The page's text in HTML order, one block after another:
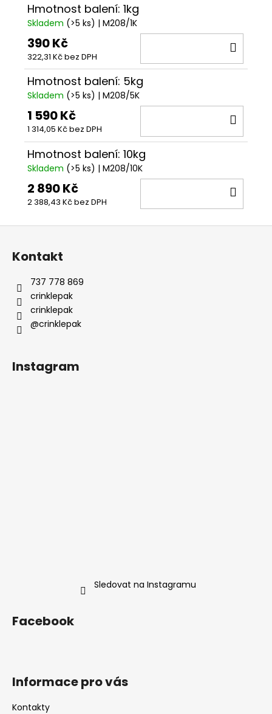
Hmotnost balení: 1kg
Skladem (>5 ks) | M208/1K
390 Kč
322,31 Kč bez DPH
Hmotnost balení: 5kg
Skladem (>5 ks) | M208/5K
1 590 Kč
1 314,05 Kč bez DPH
Hmotnost balení: 10kg
Skladem (>5 ks) | M208/10K
2 890 Kč
2 388,43 Kč bez DPH
Z
Kontakt
737 778 869
crinklepak
crinklepak
@crinklepak
Instagram
Sledovat na Instagramu
Facebook
Informace pro vás
Kontakty